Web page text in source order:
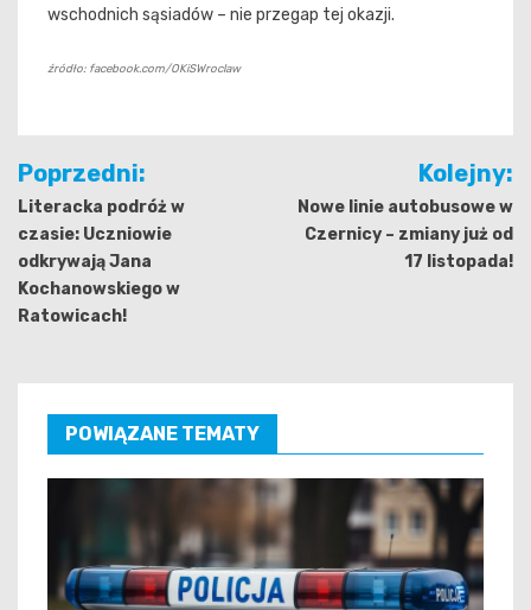
wschodnich sąsiadów – nie przegap tej okazji.
źródło: facebook.com/OKiSWroclaw
Nawigacja
wpisu
Poprzedni:
Literacka podróż w
czasie: Uczniowie
odkrywają Jana
Kochanowskiego w
Ratowicach!
Kolejny:
Nowe linie autobusowe w
Czernicy – zmiany już od
17 listopada!
POWIĄZANE TEMATY